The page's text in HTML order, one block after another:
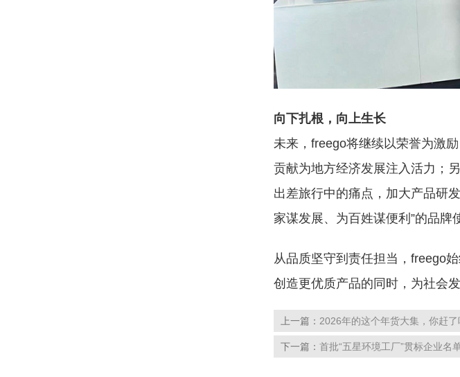
向下扎根，向上生长
未来， freego将继续以荣誉为激
贡献为地方经济发展注入活力；
出差旅行中的痛点，加大产品研
家谋发展、为百姓谋便利”的品牌
从品质坚守到责任担当， freego
创造更优质产品的同时，为社会
上一篇： 2026年的这个年货大集，你赶
下一篇： 首批“五星环境工厂”贯标企业名